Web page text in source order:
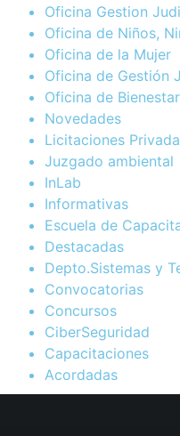
Oficina Gestion
Oficina de Niños,
Oficina de la Mujer
Oficina de Gestión
Oficina de
Novedades
Licitaciones
Juzgado ambiental
InLab
Informativas
Escuela de
Destacadas
Depto.Sistemas y
Convocatorias
Concursos
CiberSeguridad
Capacitaciones
Acordadas